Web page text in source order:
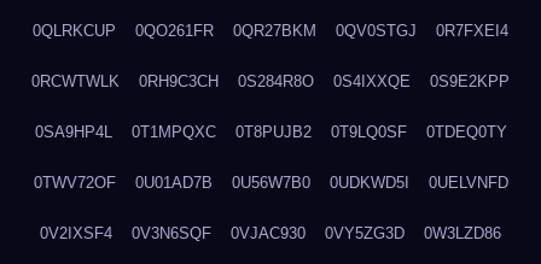
0QLRKCUP 0QO261FR 0QR27BKM 0QV0STGJ 0R7FXEI4
0RCWTWLK 0RH9C3CH 0S284R8O 0S4IXXQE 0S9E2KPP
0SA9HP4L 0T1MPQXC 0T8PUJB2 0T9LQ0SF 0TDEQ0TY
0TWV72OF 0U01AD7B 0U56W7B0 0UDKWD5I 0UELVNFD
0V2IXSF4 0V3N6SQF 0VJAC930 0VY5ZG3D 0W3LZD86